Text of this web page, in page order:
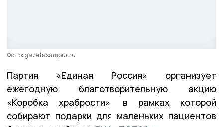
Фото: gazetasampur.ru
Партия «Единая Россия» организует
ежегодную благотворительную акцию
«Коробка храбрости», в рамках которой
собирают подарки для маленьких пациентов